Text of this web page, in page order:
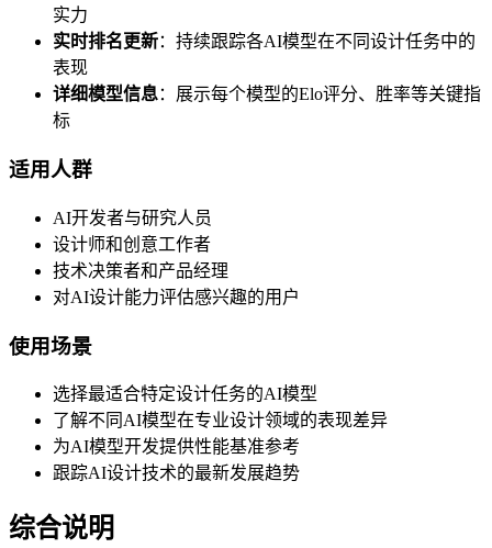
实力
实时排名更新：持续跟踪各AI模型在不同设计任务中的
表现
详细模型信息：展示每个模型的Elo评分、胜率等关键指
标
适用人群
AI开发者与研究人员
设计师和创意工作者
技术决策者和产品经理
对AI设计能力评估感兴趣的用户
使用场景
选择最适合特定设计任务的AI模型
了解不同AI模型在专业设计领域的表现差异
为AI模型开发提供性能基准参考
跟踪AI设计技术的最新发展趋势
综合说明